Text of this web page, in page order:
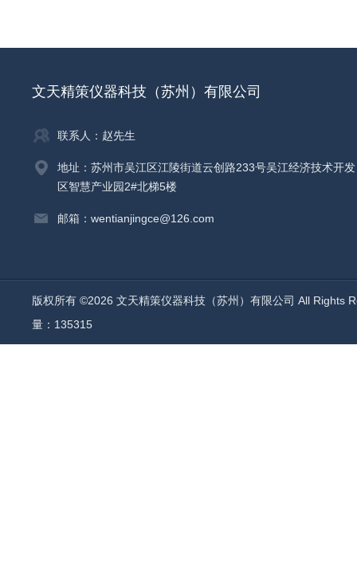
文天精策仪器科技（苏州）有限公司
联系人：赵先生
地址：苏州市吴江区江陵街道云创路233号吴江经济技术开发
区智慧产业园2#北梯5楼
邮箱：wentianjingce@126.com
版权所有 ©2026 文天精策仪器科技（苏州）有限公司 All
量：135315